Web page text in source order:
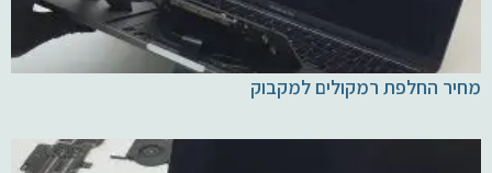
מחיר החלפת רמקולים למקבוק